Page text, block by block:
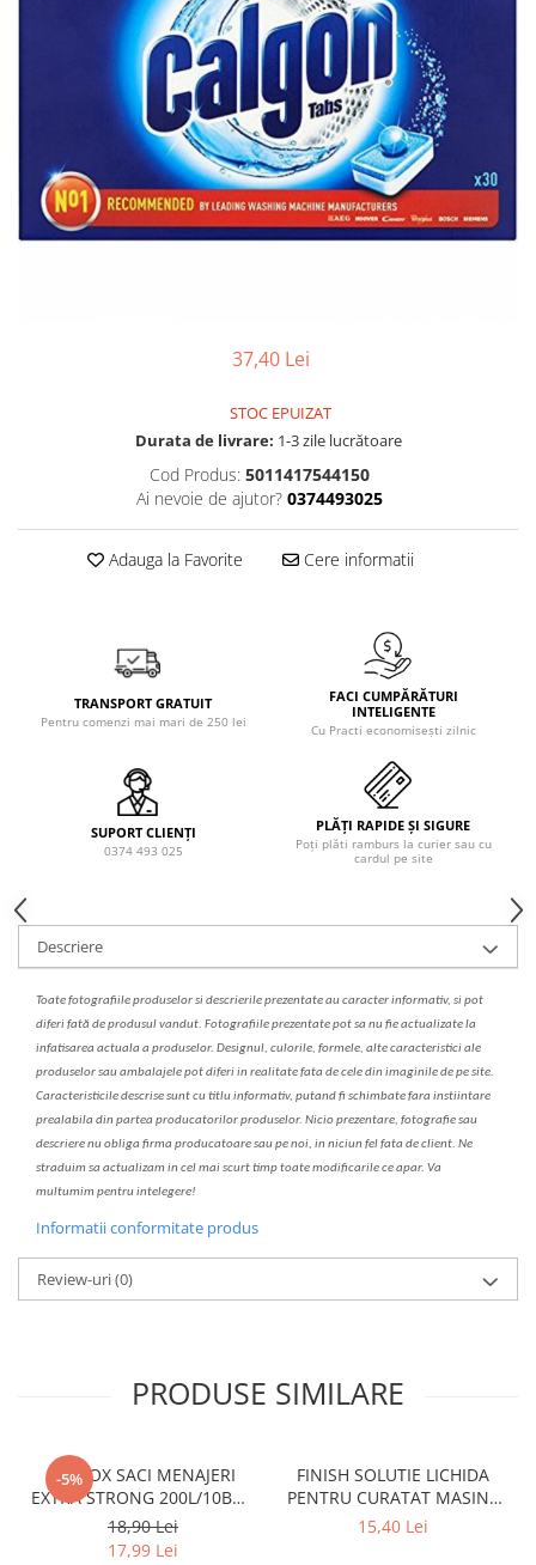
Detergent pardoseala
Detergent toaleta
Echipamente de curăţenie
Folie aluminiu,folie alimentara
Galeata mop
Hartie igienica
Insecticide
Indepartarea parului
Lotiune de corp
Pachete de cadouri
Parfum
Pasta de dinti
Produse pentru curatarea tenului
Sapun lichid, sapun
37,40 Lei
STOC EPUIZAT
Durata de livrare: 1-3 zile lucrătoare
Cod Produs: 5011417544150
Ai nevoie de ajutor? 0374493025
Adauga la Favorite Cere informatii
TRANSPORT GRATUIT
Pentru comenzi mai mari de 250 lei
FACI CUMPĂRĂTURI
INTELIGENTE
Cu Practi economisești zilnic
SUPORT CLIENȚI
0374 493 025
PLĂȚI RAPIDE ȘI SIGURE
Poți plăti ramburs la curier sau cu
cardul pe site
Descriere
Toate fotografiile produselorsi descrierileprezentate au caracter informativ, si pot
diferi fată de produsul vandut. Fotografiile prezentate pot sa nu fie actualizate la
infatisarea actuala a produselor. Designul, culorile, formele, alte caracteristici ale
produselor sau ambalajele pot diferi in realitate fata de cele din imaginile de pe site.
Caracteristicile descrise sunt cu titlu informativ, putand fi schimbate fara instiintare
prealabila din partea producatorilor produselor. Nicio prezentare, fotografie sau
descriere nu obliga firma producatoare sau pe noi, in niciun fel fata de client. Ne
straduim sa actualizam in cel mai scurt timp toate modificarile ce apar. Va
multumim pentru intelegere!
Informatii conformitate produs
Review-uri(0)
PRODUSE SIMILARE
-5%
CLINOX SACI MENAJERI
EXTRA STRONG 200L/10BUC
LDPE NEGRI (90*122CM)
ETICHETA MOV
18,90 Lei
17,99 Lei
FINISH SOLUTIE LICHIDA
PENTRU CURATAT MASINA
DE SPALAT VASE 250ML
15,40 Lei